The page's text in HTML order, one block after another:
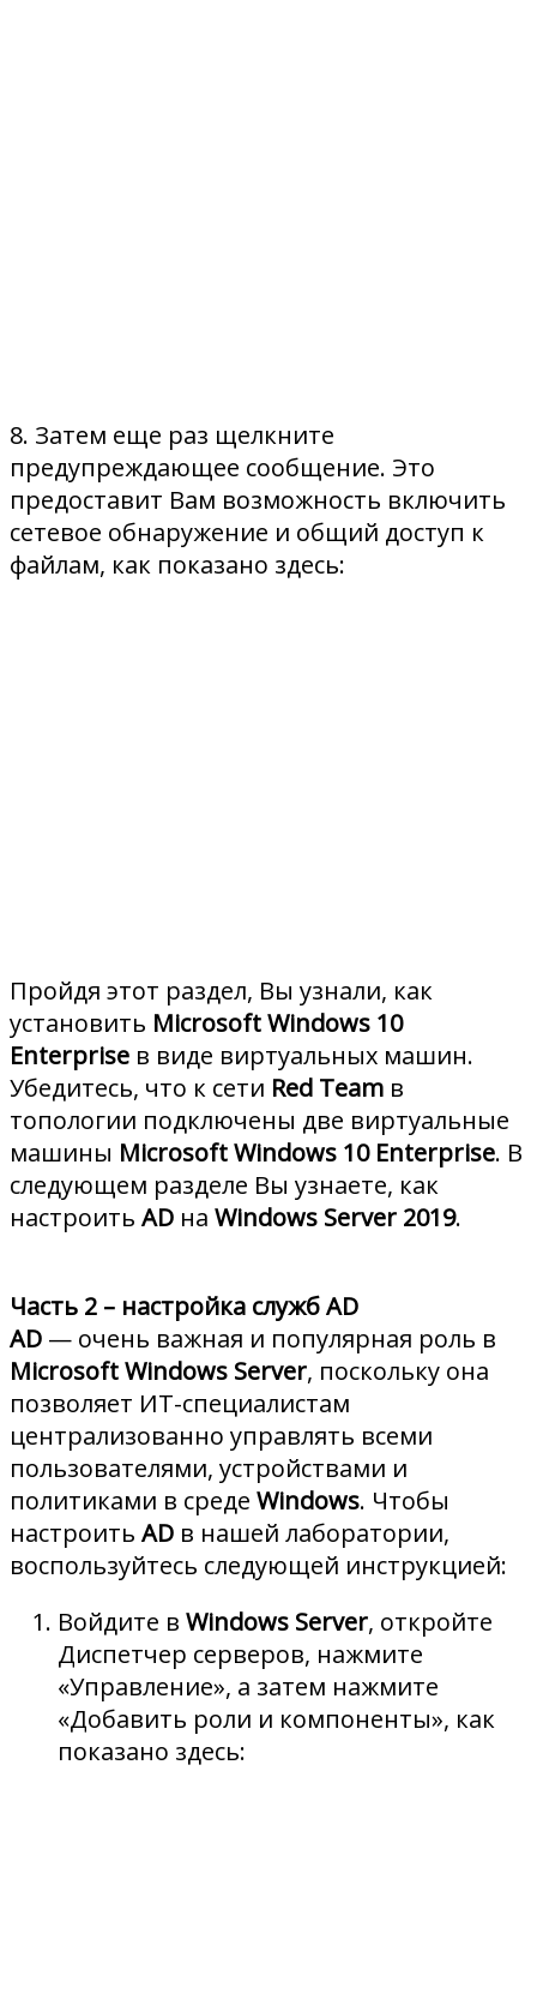
8. Затем еще раз щелкните
предупреждающее сообщение. Это
предоставит Вам возможность включить
сетевое обнаружение и общий доступ к
файлам, как показано здесь:
Пройдя этот раздел, Вы узнали, как
установить Microsoft Windows 10
Enterprise в виде виртуальных машин.
Убедитесь, что к сети Red Team в
топологии подключены две виртуальные
машины Microsoft Windows 10 Enterprise. В
следующем разделе Вы узнаете, как
настроить AD на Windows Server 2019.
Часть 2 – настройка служб AD
AD — очень важная и популярная роль в
Microsoft Windows Server, поскольку она
позволяет ИТ-специалистам
централизованно управлять всеми
пользователями, устройствами и
политиками в среде Windows. Чтобы
настроить AD в нашей лаборатории,
воспользуйтесь следующей инструкцией:
Войдите в Windows Server, откройте
Диспетчер серверов, нажмите
«Управление», а затем нажмите
«Добавить роли и компоненты», как
показано здесь: